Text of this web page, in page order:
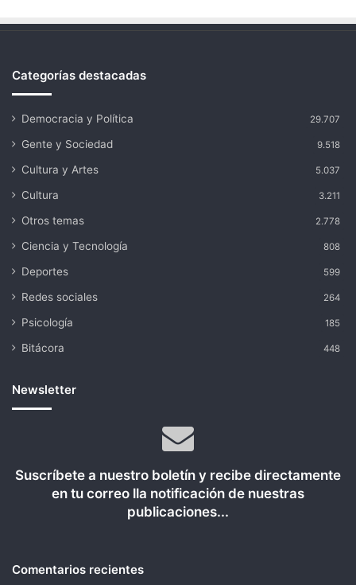
Categorías destacadas
Democracia y Política 29.707
Gente y Sociedad 9.518
Cultura y Artes 5.037
Cultura 3.211
Otros temas 2.778
Ciencia y Tecnología 808
Deportes 599
Redes sociales 264
Psicología 185
Bitácora 448
Newsletter
Suscríbete a nuestro boletín y recibe directamente
en tu correo lla notificación de nuestras
publicaciones...
Comentarios recientes